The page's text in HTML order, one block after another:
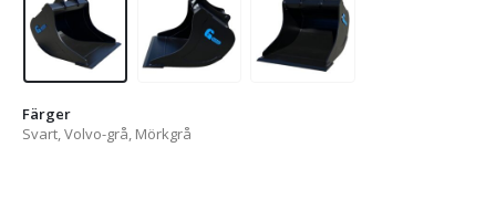
Färger
Svart, Volvo-grå, Mörkgrå